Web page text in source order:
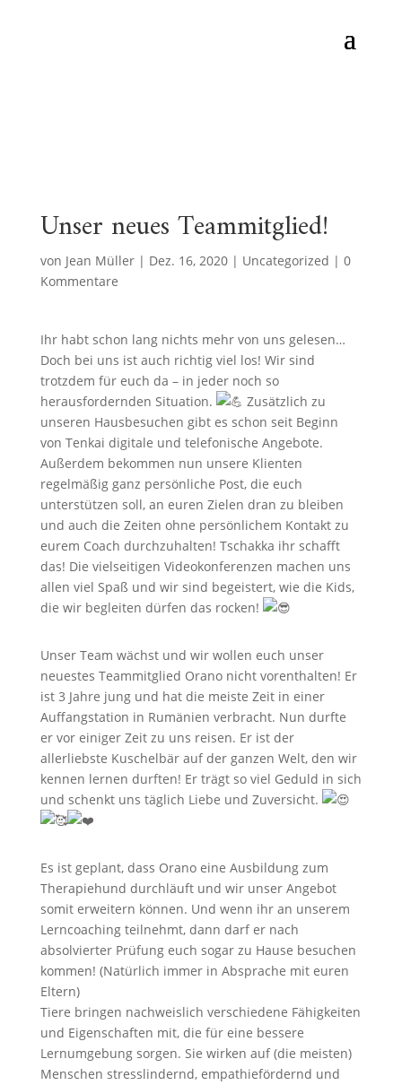
Unser neues Teammitglied!
von Jean Müller| Dez. 16, 2020| Uncategorized | 0
Kommentare
Ihr habt schon lang nichts mehr von uns gelesen…
Doch bei uns ist auch richtig viel los! Wir sind
trotzdem für euch da – in jeder noch so
herausfordernden Situation.
Zusätzlich zu
unseren Hausbesuchen gibt es schon seit Beginn
von Tenkai digitale und telefonische Angebote.
Außerdem bekommen nun unsere Klienten
regelmäßig ganz persönliche Post, die euch
unterstützen soll, an euren Zielen dran zu bleiben
und auch die Zeiten ohne persönlichem Kontakt zu
eurem Coach durchzuhalten! Tschakka ihr schafft
das! Die vielseitigen Videokonferenzen machen uns
allen viel Spaß und wir sind begeistert, wie die Kids,
die wir begleiten dürfen das rocken!
Unser Team wächst und wir wollen euch unser
neuestes Teammitglied Orano nicht vorenthalten! Er
ist 3 Jahre jung und hat die meiste Zeit in einer
Auffangstation in Rumänien verbracht. Nun durfte
er vor einiger Zeit zu uns reisen. Er ist der
allerliebste Kuschelbär auf der ganzen Welt, den wir
kennen lernen durften! Er trägt so viel Geduld in sich
und schenkt uns täglich Liebe und Zuversicht.
Es ist geplant, dass Orano eine Ausbildung zum
Therapiehund durchläuft und wir unser Angebot
somit erweitern können. Und wenn ihr an unserem
Lerncoaching teilnehmt, dann darf er nach
absolvierter Prüfung euch sogar zu Hause besuchen
kommen! (Natürlich immer in Absprache mit euren
Eltern)
Tiere bringen nachweislich verschiedene Fähigkeiten
und Eigenschaften mit, die für eine bessere
Lernumgebung sorgen. Sie wirken auf (die meisten)
Menschen stresslindernd, empathiefördernd und